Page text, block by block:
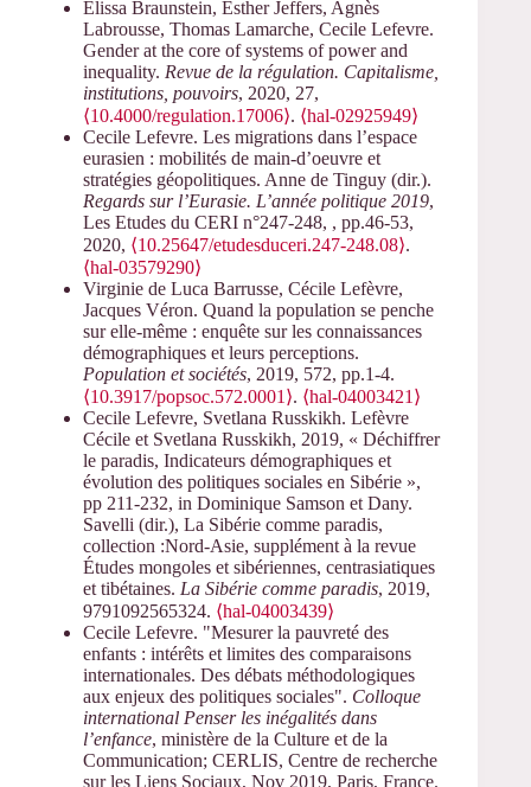
Elissa Braunstein, Esther Jeffers, Agnès
Labrousse, Thomas Lamarche, Cecile Lefevre.
Gender at the core of systems of power and
inequality. Revue de la régulation. Capitalisme,
institutions, pouvoirs, 2020, 27,
⟨10.4000/regulation.17006⟩. ⟨hal-02925949⟩
Cecile Lefevre. Les migrations dans l’espace
eurasien : mobilités de main-d’oeuvre et
stratégies géopolitiques. Anne de Tinguy (dir.).
Regards sur l’Eurasie. L’année politique 2019,
Les Etudes du CERI n°247-248, , pp.46-53,
2020, ⟨10.25647/etudesduceri.247-248.08⟩.
⟨hal-03579290⟩
Virginie de Luca Barrusse, Cécile Lefèvre,
Jacques Véron. Quand la population se penche
sur elle-même : enquête sur les connaissances
démographiques et leurs perceptions.
Population et sociétés, 2019, 572, pp.1-4.
⟨10.3917/popsoc.572.0001⟩. ⟨hal-04003421⟩
Cecile Lefevre, Svetlana Russkikh. Lefèvre
Cécile et Svetlana Russkikh, 2019, « Déchiffrer
le paradis, Indicateurs démographiques et
évolution des politiques sociales en Sibérie »,
pp 211-232, in Dominique Samson et Dany.
Savelli (dir.), La Sibérie comme paradis,
collection :Nord-Asie, supplément à la revue
Études mongoles et sibériennes, centrasiatiques
et tibétaines. La Sibérie comme paradis, 2019,
9791092565324. ⟨hal-04003439⟩
Cecile Lefevre. "Mesurer la pauvreté des
enfants : intérêts et limites des comparaisons
internationales. Des débats méthodologiques
aux enjeux des politiques sociales". Colloque
international Penser les inégalités dans
l’enfance, ministère de la Culture et de la
Communication; CERLIS, Centre de recherche
sur les Liens Sociaux, Nov 2019, Paris, France.